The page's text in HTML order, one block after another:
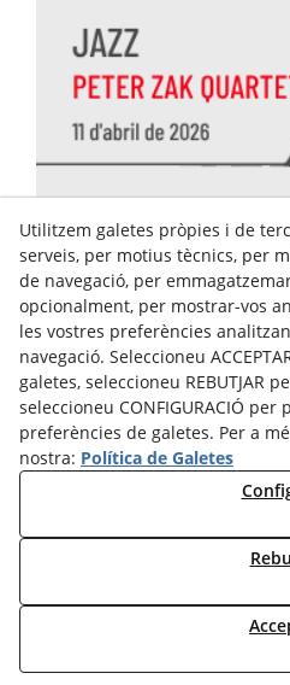
Avís Legal
Política Cookies
Política de Privacitat
© 08/2026 Cultura Tàrrega -
Utilitzem galetes pròpies i de
serveis, per motius tècnics, per
de navegació, per
opcionalment, per mostrar-vos
les vostres preferències
navegació. Seleccioneu
galetes, seleccioneu REBUTJAR
seleccioneu CONFIGURACIÓ
preferències de galetes. Per a
nostra: Política de Galetes